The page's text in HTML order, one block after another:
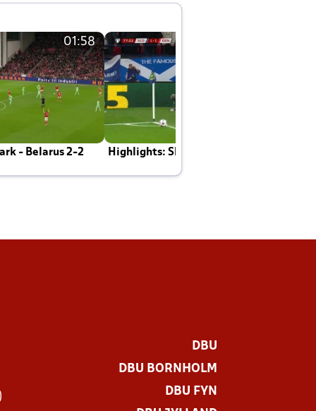
01:58
- Belarus 2-2 Highlights: Skotland - Danmark 4-2
DBU
DBU BORNHOLM
DBU FYN